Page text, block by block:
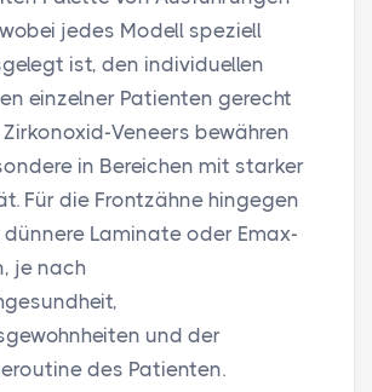
jedes Modell speziell
ist, den individuellen
einzelner Patienten gerecht
Veneers bewähren
in Bereichen mit starker
Für die Frontzähne hingegen
Laminate oder Emax-
je nach
und der
des Patienten.